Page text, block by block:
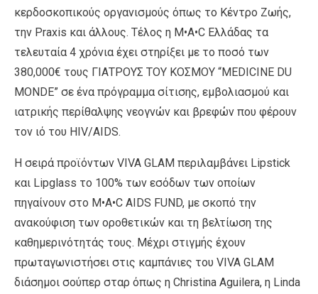
κερδοσκοπικούς οργανισμούς όπως το Κέντρο Ζωής,
την Praxis και άλλους. Τέλος η M•A•C Ελλάδας τα
τελευταία 4 χρόνια έχει στηρίξει με το ποσό των
380,000€ τους ΓΙΑΤΡΟΥΣ ΤΟΥ ΚΟΣΜΟΥ “MEDICINE DU
MONDE” σε ένα πρόγραμμα σίτισης, εμβολιασμού και
ιατρικής περίθαλψης νεογνών και βρεφών που φέρουν
τον ιό του HIV/AIDS.
H σειρά προϊόντων VIVA GLAM περιλαμβάνει Lipstick
και Lipglass το 100% των εσόδων των οποίων
πηγαίνουν στο M•A•C AIDS FUND, με σκοπό την
ανακούφιση των οροθετικών και τη βελτίωση της
καθημερινότητάς τους. Μέχρι στιγμής έχουν
πρωταγωνιστήσει στις καμπάνιες του VIVA GLAM
διάσημοι σούπερ σταρ όπως η Christina Aguilera, η Linda